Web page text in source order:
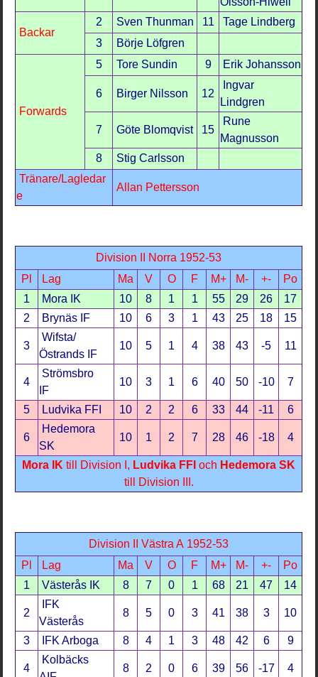
Backar
2 Sven Thunman 11
Tage Lindberg
3
Börje Löfgren
Forwards
5 Tore Sundin 9 Erik Johansson
6 Birger Nilsson 12
Ingvar
Lindgren
7 Göte Blomqvist 15
Rune
Magnusson
8
Stig Carlsson
Tränare/Lagledar
e
Allan Pettersson
Division II Norra 1952-53
Pl
Lag Ma V O F M+ M- +-
Po
1
Mora IK 10 8 1 1 55 29 26
17
2
Brynäs IF 10 6 3 1 43 25 18 15
3
Wifsta/
Östrands IF
10 5 1 4 38 43 -5 11
4
Strömsbro
IF
10 3 1 6 40 50 -10 7
5 Ludvika FFI 10 2 2 6 33 44 -11 6
6
Hedemora
SK
10 1 2 7 28 46 -18 4
Mora IK till Division I, Ludvika FFI och Hedemora SK
till Division III.
Division II Västra A 1952-53
Pl
Lag Ma V O F M+ M- +-
Po
1
Västerås IK 8 7 0 1 68 21 47 14
2
IFK
Västerås
8 5 0 3 41 38 3 10
3 IFK Arboga 8 4 1 3 48 42 6 9
4
Kolbäcks
8 2 0 6 39 56 -17 4